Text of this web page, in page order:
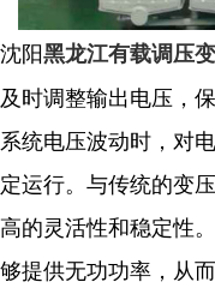
沈阳黑龙江有载调压
及时调整输出电压，
系统电压波动时，对
定运行。与传统的变
高的灵活性和稳定性
够提供无功功率，从